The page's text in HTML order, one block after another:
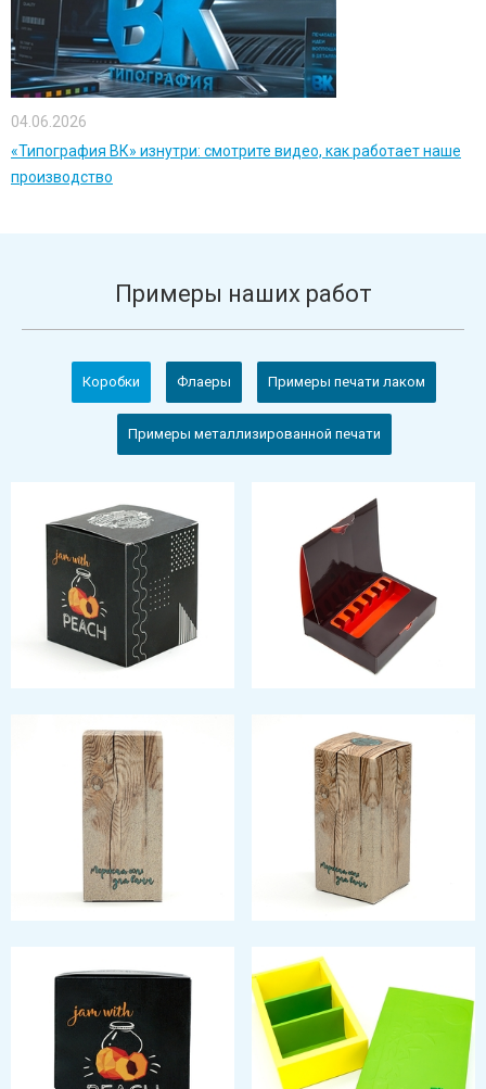
04.06.2026
«Типография ВК» изнутри: смотрите видео, как работает наше
производство
Примеры наших работ
Коробки Флаеры Примеры печати лаком
Примеры металлизированной печати